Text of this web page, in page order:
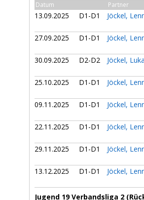
Datum Partner
13.09.2025 D1-D1 Jöckel,
27.09.2025 D1-D1 Jöckel,
30.09.2025 D2-D2 Jöckel,
25.10.2025 D1-D1 Jöckel,
09.11.2025 D1-D1 Jöckel,
22.11.2025 D1-D1 Jöckel,
29.11.2025 D1-D1 Jöckel,
13.12.2025 D1-D1 Jöckel,
Jugend 19 Verbandsliga 2